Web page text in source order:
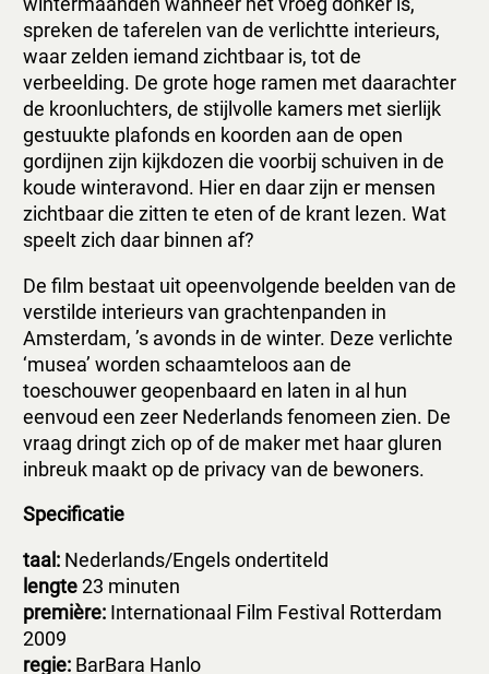
spreken de taferelen van de verlichtte interieurs,
waar zelden iemand zichtbaar is, tot de
verbeelding. De grote hoge ramen met daarachter
de kroonluchters, de stijlvolle kamers met sierlijk
gestuukte plafonds en koorden aan de open
gordijnen zijn kijkdozen die voorbij schuiven in de
koude winteravond. Hier en daar zijn er mensen
zichtbaar die zitten te eten of de krant lezen. Wat
speelt zich daar binnen af?
De film bestaat uit opeenvolgende beelden van de
verstilde interieurs van grachtenpanden in
Amsterdam, ’s avonds in de winter. Deze verlichte
‘musea’ worden schaamteloos aan de
toeschouwer geopenbaard en laten in al hun
eenvoud een zeer Nederlands fenomeen zien. De
vraag dringt zich op of de maker met haar gluren
inbreuk maakt op de privacy van de bewoners.
Specificatie
taal: Nederlands/Engels ondertiteld
lengte23 minuten
première: Internationaal Film Festival Rotterdam
2009
regie: BarBara Hanlo